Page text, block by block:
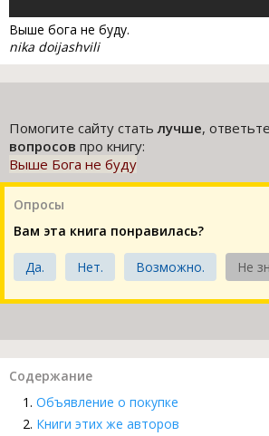
Выше бога не буду.
nika doijashvili
Помогите сайту статьлучше,
вопросов про книгу:
Выше Бога не буду
Опросы
Вам эта книга понравилась?
Да. Нет. Возможно. Не
Содержание
Объявление о покупке
Книги этих же авторов